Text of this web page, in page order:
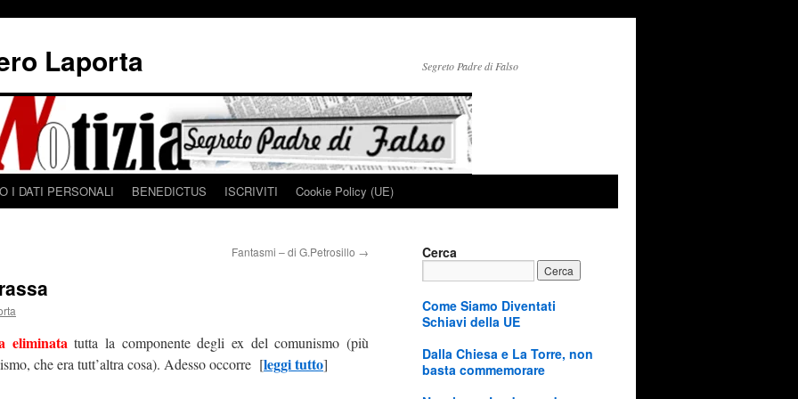
Laporta Segreto Padre di Falso
I DATI PERSONALI BENEDICTUS ISCRIVITI Cookie Policy (UE)
Fantasmi – di G.Petrosillo →
eliminata tutta la componente degli ex del comunismo (più
che era tutt’altra cosa). Adesso occorre [leggi tutto]
Cerca
Come Siamo Diventati
Schiavi della UE
Dalla Chiesa e La Torre, non
basta commemorare